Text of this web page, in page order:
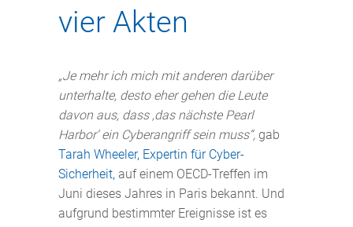
vier Akten
„Je mehr ich mich mit anderen darüber
unterhalte, desto eher gehen die Leute
davon aus, dass ‚das nächste Pearl
Harbor‘ ein Cyberangriff sein muss“, gab
Tarah Wheeler, Expertin für Cyber-
Sicherheit, auf einem OECD-Treffen im
Juni dieses Jahres in Paris bekannt. Und
aufgrund bestimmter Ereignisse ist es